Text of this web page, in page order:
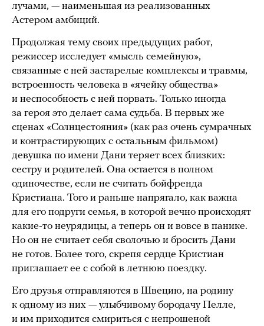
лучами, — наименьшая из реализованных
Астером амбиций.
Продолжая тему своих предыдущих работ,
режиссер исследует «мысль семейную»,
связанные с ней застарелые комплексы и травмы,
встроенность человека в «ячейку общества»
и неспособность с ней порвать. Только иногда
за героя это делает сама судьба. В первых же
сценах «Солнцестояния» (как раз очень сумрачных
и контрастирующих с остальным фильмом)
девушка по имени Дани теряет всех близких:
сестру и родителей. Она остается в полном
одиночестве, если не считать бойфренда
Кристиана. Того и раньше напрягало, как важна
для его подруги семья, в которой вечно происходят
какие-то неурядицы, а теперь он и вовсе в панике.
Но он не считает себя сволочью и бросить Дани
не готов. Более того, скрепя сердце Кристиан
приглашает ее с собой в летнюю поездку.
Его друзья отправляются в Швецию, на родину
к одному из них — улыбчивому бородачу Пелле,
и им приходится смириться с непрошеной